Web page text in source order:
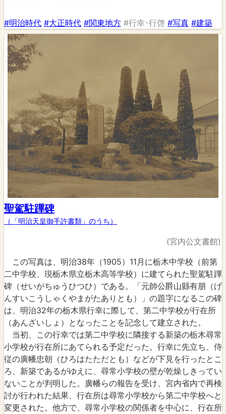
#明治時代 #大正時代 #関東地方 #行幸･行啓 #写真 #建築
聖駕駐蹕碑
（「明治天皇御手許書類」のうち）
(宮内公文書館)
この写真は、明治38年（1905）11月に栃木中学校（前第
二中学校、現栃木県立栃木高等学校）に建てられた聖駕駐蹕
碑（せいがちゅうひつひ）である。「元帥公爵山縣有朋（げ
んすいこうしゃくやまがたありとも）」の題字になるこの碑
は、明治32年の栃木県行幸に際して、第二中学校が行在所
（あんざいしょ）となったことを記念して建立された。
当初、この行幸では第二中学校に隣接する新築の栃木尋常
小学校が行在所にあてられる予定だった。行幸に先立ち、侍
従の廣幡忠朝（ひろはたただとも）などが下見を行ったとこ
ろ、新築であるがゆえに、尋常小学校の壁が乾燥しきってい
ないことが判明した。廣幡らの報告を受け、宮内省内で再検
討が行われた結果、行在所は尋常小学校から第二中学校へと
変更された。他方で、尋常小学校の関係者を中心に、行在所